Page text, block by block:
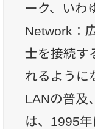
ーク、いわ
Network：
士を接続す
れるように
LANの普及
は、1995年